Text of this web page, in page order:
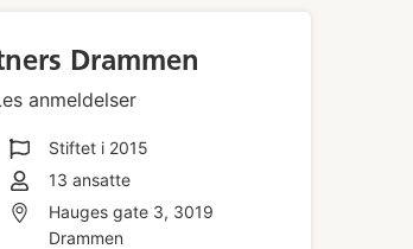
Drammen
anmeldelser
Stiftet i 2015
13 ansatte
Hauges gate 3, 3019
Drammen